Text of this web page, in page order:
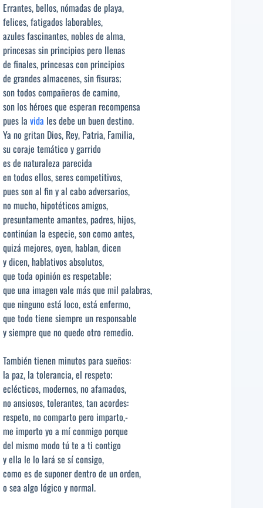
Errantes, bellos, nómadas de playa,
felices, fatigados laborables,
azules fascinantes, nobles de alma,
princesas sin principios pero llenas
de finales, princesas con principios
de grandes almacenes, sin fisuras;
son todos compañeros de camino,
son los héroes que esperan recompensa
pues la vida les debe un buen destino.
Ya no gritan Dios, Rey, Patria, Familia,
su coraje temático y garrido
es de naturaleza parecida
en todos ellos, seres competitivos,
pues son al fin y al cabo adversarios,
no mucho, hipotéticos amigos,
presuntamente amantes, padres, hijos,
continúan la especie, son como antes,
quizá mejores, oyen, hablan, dicen
y dicen, hablativos absolutos,
que toda opinión es respetable;
que una imagen vale más que mil palabras,
que ninguno está loco, está enfermo,
que todo tiene siempre un responsable
y siempre que no quede otro remedio.
También tienen minutos para sueños:
la paz, la tolerancia, el respeto;
eclécticos, modernos, no afamados,
no ansiosos, tolerantes, tan acordes:
respeto, no comparto pero imparto,-
me importo yo a mí conmigo porque
del mismo modo tú te a ti contigo
y ella le lo lará se sí consigo,
como es de suponer dentro de un orden,
o sea algo lógico y normal.